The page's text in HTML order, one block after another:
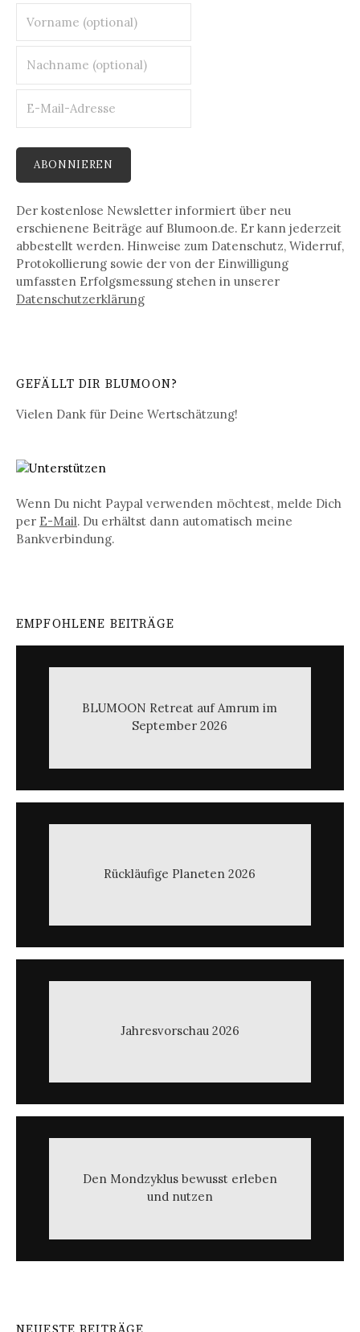
Der kostenlose Newsletter informiert über neu
erschienene Beiträge auf Blumoon.de. Er kann jederzeit
abbestellt werden. Hinweise zum Datenschutz, Widerruf,
Protokollierung sowie der von der Einwilligung
umfassten Erfolgsmessung stehen in unserer
Datenschutz­erklärung
GEFÄLLT DIR BLUMOON?
Vielen Dank für Deine Wertschätzung!
Wenn Du nicht Paypal verwenden möchtest, melde Dich
per E-Mail. Du erhältst dann automatisch meine
Bankverbindung.
EMPFOHLENE BEITRÄGE
BLUMOON Retreat auf Amrum im
September 2026
Rückläufige Planeten 2026
Jahresvorschau 2026
Den Mondzyklus bewusst erleben
und nutzen